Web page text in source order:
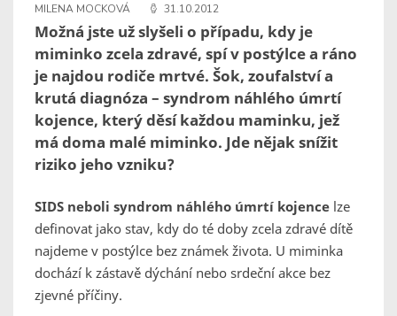
MILENA MOCKOVÁ 31.10.2012
Možná jste už slyšeli o případu, kdy je
miminko zcela zdravé, spí v postýlce a ráno
je najdou rodiče mrtvé. Šok, zoufalství a
krutá diagnóza – syndrom náhlého úmrtí
kojence, který děsí každou maminku, jež
má doma malé miminko. Jde nějak snížit
riziko jeho vzniku?
SIDS neboli syndrom náhlého úmrtí kojence lze
definovat jako stav, kdy do té doby zcela zdravé dítě
najdeme v postýlce bez známek života. U miminka
dochází k zástavě dýchání nebo srdeční akce bez
zjevné příčiny.